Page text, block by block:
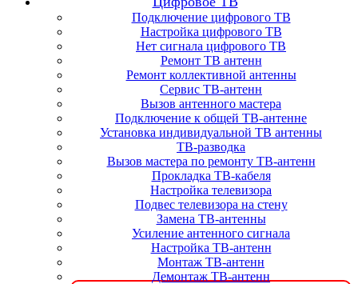
Подключение цифрового ТВ
Настройка цифрового ТВ
Нет сигнала цифрового ТВ
Ремонт ТВ антенн
Ремонт коллективной антенны
Сервис ТВ-антенн
Вызов антенного мастера
Подключение к общей ТВ-антенне
Установка индивидуальной ТВ антенны
ТВ-разводка
Вызов мастера по ремонту ТВ-антенн
Прокладка ТВ-кабеля
Настройка телевизора
Подвес телевизора на стену
Замена ТВ-антенны
Усиление антенного сигнала
Настройка ТВ-антенн
Монтаж ТВ-антенн
Демонтаж ТВ-антенн